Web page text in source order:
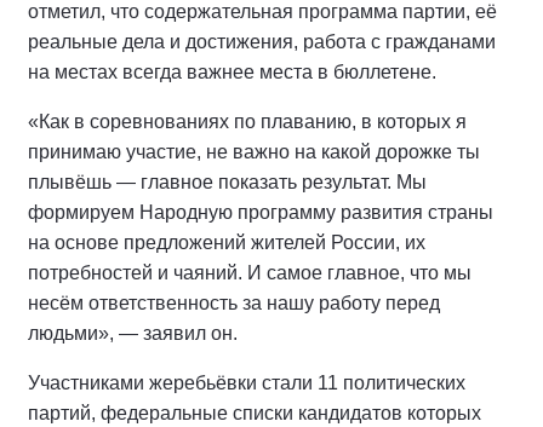
отметил, что содержательная программа партии, её
реальные дела и достижения, работа с гражданами
на местах всегда важнее места в бюллетене.
«Как в соревнованиях по плаванию, в которых я
принимаю участие, не важно на какой дорожке ты
плывёшь — главное показать результат. Мы
формируем Народную программу развития страны
на основе предложений жителей России, их
потребностей и чаяний. И самое главное, что мы
несём ответственность за нашу работу перед
людьми», — заявил он.
Участниками жеребьёвки стали 11 политических
партий, федеральные списки кандидатов которых